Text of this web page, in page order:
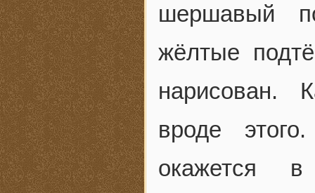
шершавый
жёлтые
нарисован.
вроде
окажется в